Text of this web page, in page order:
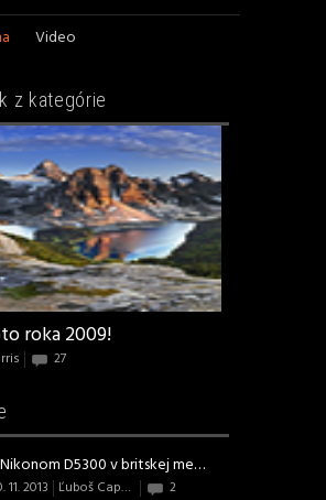
Video
z kategórie
roka 2009!
27
S Nikonom D5300 v britskej metro...
11. 2013 Ľuboš Capcara 2